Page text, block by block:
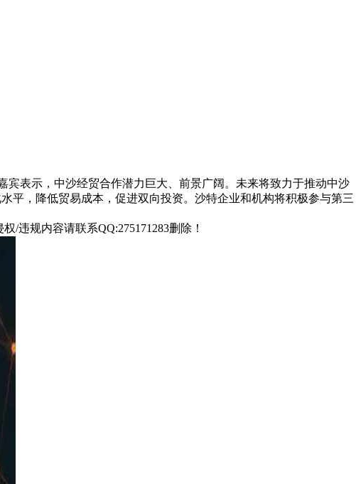
表示，中沙经贸合作潜力巨大、前景广阔。未来将致力于推动中沙
平，降低贸易成本，促进双向投资。沙特企业和机构将积极参与第三
/违规内容请联系QQ:275171283删除！